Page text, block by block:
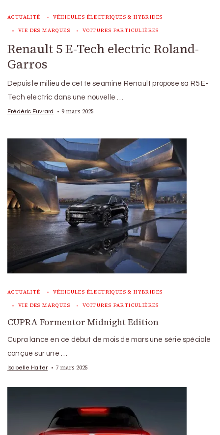
ACTUALITÉ VÉHICULES ÉLECTRIQUES & HYBRIDES
VIE DES MARQUES VOITURES PARTICULIÈRES
Renault 5 E-Tech electric Roland-
Garros
Depuis le milieu de cette seamine Renault propose sa R5 E-
Tech electric dans une nouvelle …
Frédéric Euvrard 9 mars 2025
ACTUALITÉ VÉHICULES ÉLECTRIQUES & HYBRIDES
VIE DES MARQUES VOITURES PARTICULIÈRES
CUPRA Formentor Midnight Edition
Cupra lance en ce début de mois de mars une série spéciale
conçue sur une …
Isabelle Halter 7 mars 2025